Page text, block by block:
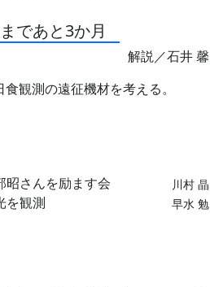
であと3か月
解説／石井 馨
観測の遠征機材を考える。
さんを励ます会 川村 晶
を観測 早水 勉